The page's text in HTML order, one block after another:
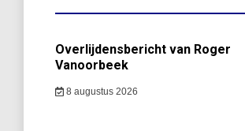
Overlijdensbericht van Roger
Vanoorbeek
8 augustus 2026